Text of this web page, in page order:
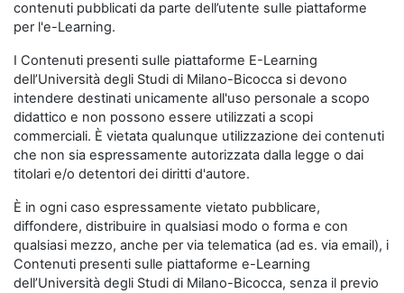
contenuti pubblicati da parte dell’utente sulle piattaforme
per l'e-Learning.
I Contenuti presenti sulle piattaforme E-Learning
dell’Università degli Studi di Milano-Bicocca si devono
intendere destinati unicamente all'uso personale a scopo
didattico e non possono essere utilizzati a scopi
commerciali. È vietata qualunque utilizzazione dei contenuti
che non sia espressamente autorizzata dalla legge o dai
titolari e/o detentori dei diritti d'autore.
È in ogni caso espressamente vietato pubblicare,
diffondere, distribuire in qualsiasi modo o forma e con
qualsiasi mezzo, anche per via telematica (ad es. via email), i
Contenuti presenti sulle piattaforme e-Learning
dell’Università degli Studi di Milano-Bicocca, senza il previo